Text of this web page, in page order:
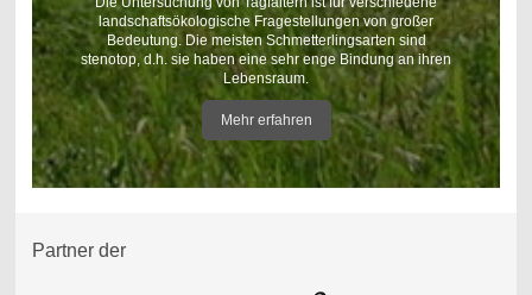
landschaftsökologische Fragestellungen von großer
Bedeutung. Die meisten Schmetterlingsarten sind
stenotop, d.h. sie haben eine sehr enge Bindung an ihren
Lebensraum.
Mehr erfahren
Partner der